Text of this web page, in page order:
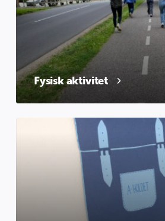
Fysisk aktivitet